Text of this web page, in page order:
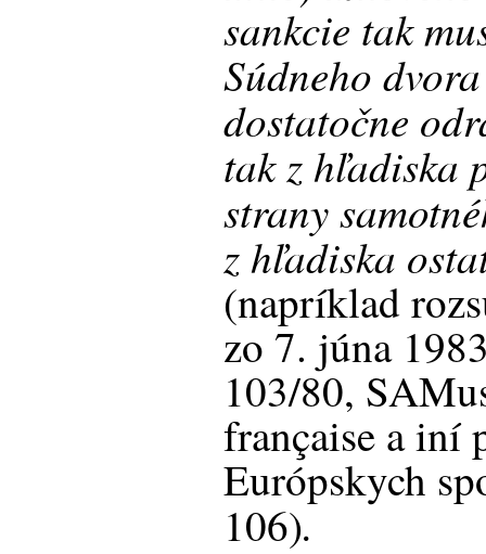
sankcie tak
Súdneho
dostatočne
tak z hľadiska
strany
z hľadiska
(napríklad
zo 7. júna
103/80,
française a
Európskych
106).